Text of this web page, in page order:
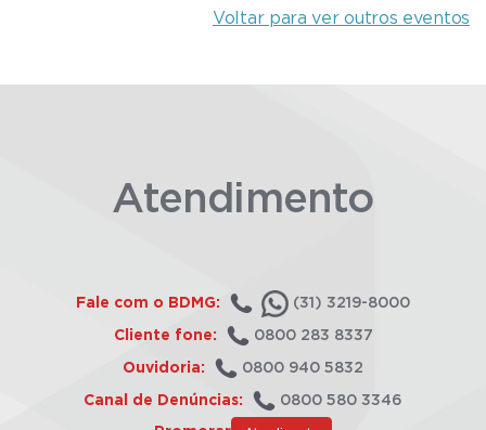
Voltar para ver outros eventos
Atendimento
Fale com o BDMG: (31) 3219-8000
Cliente fone: 0800 283 8337
Ouvidoria: 0800 940 5832
Canal de Denúncias: 0800 580 3346